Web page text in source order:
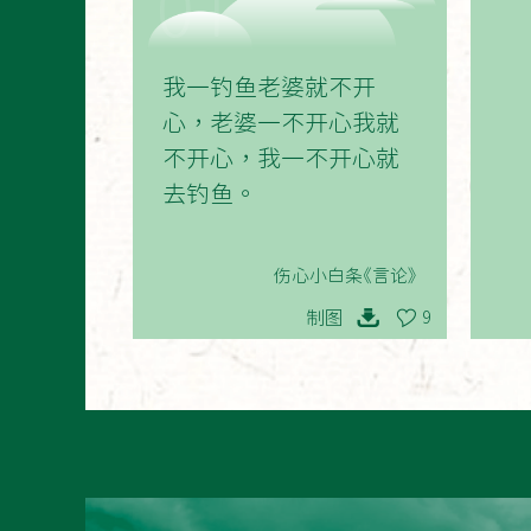
我一钓鱼老婆就不开
心，老婆一不开心我就
不开心，我一不开心就
去钓鱼。
伤心小白条《言论》
制图 9